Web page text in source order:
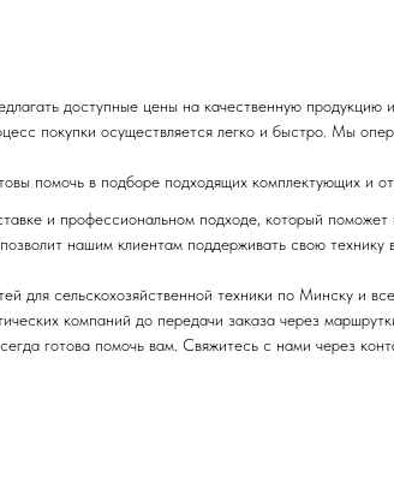
доступные цены на качественную продукцию
покупки осуществляется легко и быстро. Мы
помочь в подборе подходящих комплектующих и
и профессиональном подходе, который
нашим клиентам поддерживать свою технику
для сельскохозяйственной техники по Минску и
компаний до передачи заказа через
готова помочь вам. Свяжитесь с нами через